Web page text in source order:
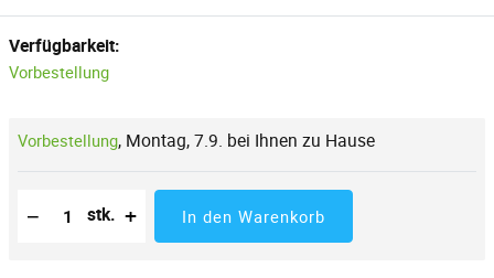
Verfügbarkeit:
Vorbestellung
Vorbestellung, Montag, 7.9. bei Ihnen zu Hause
−
Reduzierung der Menge
Anzahl der Stücke
stk. + In den Warenkorb